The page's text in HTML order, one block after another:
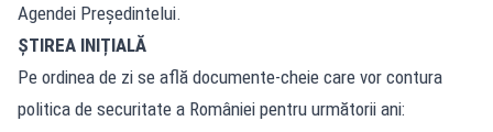
Agendei Președintelui.
ȘTIREA INIȚIALĂ
Pe ordinea de zi se află documente-cheie care vor contura
politica de securitate a României pentru următorii ani: